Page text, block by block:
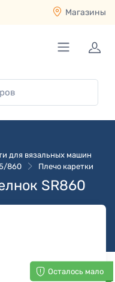
Магазины
для вязальных машин
860
Плечо каретки
SR860
Осталось мало